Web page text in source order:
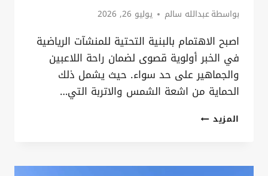
بواسطةعبدالله سالم يوليو 26, 2026
اصبح الاهتمام بالبنية التحتية للمنشآت الرياضية
في الخبر أولوية قصوى لضمان راحة اللاعبين
والجماهير على حد سواء. حيث يشمل ذلك
الحماية من اشعة الشمس والاتربة التي…
المزيدمظلات
ت: